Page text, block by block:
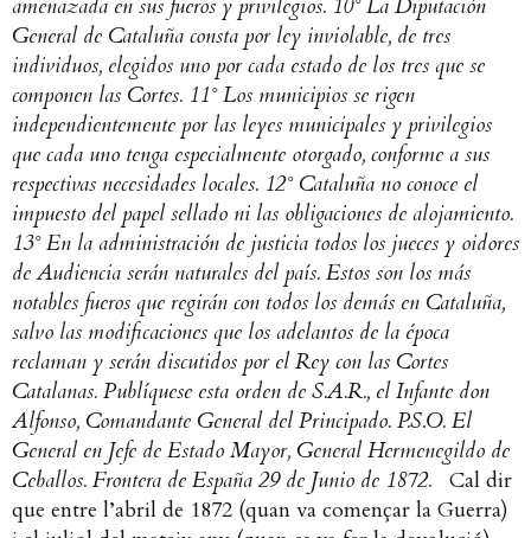
amenazada en sus fueros y privilegios. 10° La Diputación
General de Cataluña consta por ley inviolable, de tres
individuos, elegidos uno por cada estado de los tres que se
componen las Cortes. 11° Los municipios se rigen
independientemente por las leyes municipales y privilegios
que cada uno tenga especialmente otorgado, conforme a sus
respectivas necesidades locales. 12° Cataluña no conoce el
impuesto del papel sellado ni las obligaciones de alojamiento.
13° En la administración de justicia todos los jueces y oidores
de Audiencia serán naturales del país. Estos son los más
notables fueros que regirán con todos los demás en Cataluña,
salvo las modificaciones que los adelantos de la época
reclaman y serán discutidos por el Rey con las Cortes
Catalanas. Publíquese esta orden de S.A.R., el Infante don
Alfonso, Comandante General del Principado. P.S.O. El
General en Jefe de Estado Mayor, General Hermenegildo de
Ceballos. Frontera de España 29 de Junio de 1872. Cal dir
que entre l’abril de 1872 (quan va començar la Guerra)